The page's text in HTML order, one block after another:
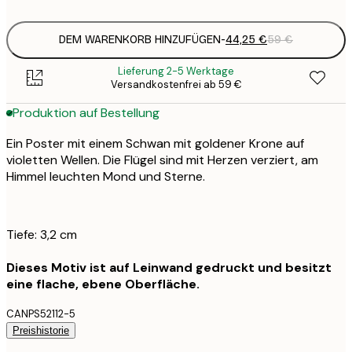
DEM WARENKORB HINZUFÜGEN-44,25 €59 €
Lieferung 2-5 Werktage
Versandkostenfrei ab 59 €
Produktion auf Bestellung
Ein Poster mit einem Schwan mit goldener Krone auf
violetten Wellen. Die Flügel sind mit Herzen verziert, am
Himmel leuchten Mond und Sterne.
Tiefe: 3,2 cm
Dieses Motiv ist auf Leinwand gedruckt und besitzt
eine flache, ebene Oberfläche.
CANPS52112-5
Preishistorie